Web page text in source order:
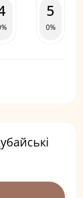
5
0%